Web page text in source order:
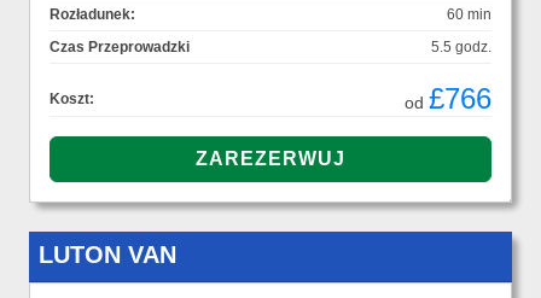
Rozładunek:
60 min
Czas Przeprowadzki
5.5 godz.
Koszt: od £766
LUTON VAN